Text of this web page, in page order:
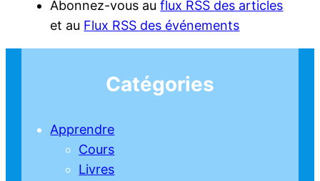
Abonnez-vous auflux RSS des articles
et au Flux RSS des événements
Catégories
Apprendre
Cours
Livres